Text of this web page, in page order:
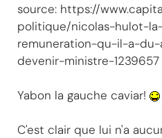
source: https://
politique/nicolas-hulot-
remuneration-qu-il-a-
devenir-ministre-1239657
Yabon la gauche caviar!
C'est clair que lui n'a